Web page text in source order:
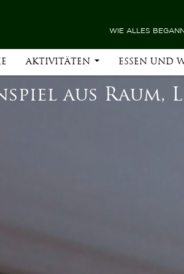
WIE ALLES BEGANN
AKTIVITÄTEN ESSEN UND
aus